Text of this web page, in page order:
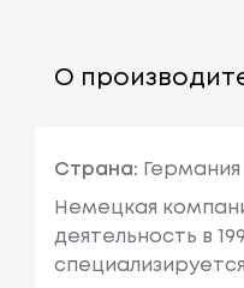
О
Страна: Германия
Немецкая
деятельность в